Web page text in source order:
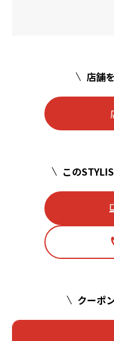
店舗
この
クーポ